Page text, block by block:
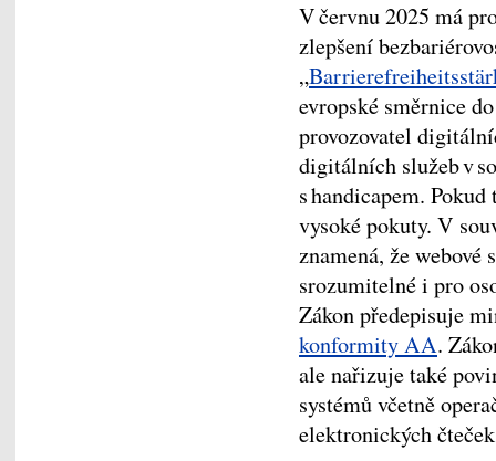
V červnu 2025 má
zlepšení
„
evropské směrnice
provozovatel
digitálních služeb v
s handicapem.
vysoké pokuty. V
znamená, že
srozumitelné i pro
Zákon předepisuje
konformity AA.
ale nařizuje také
systémů včetně
elektronických